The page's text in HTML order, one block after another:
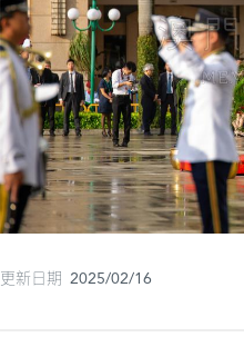
更新日期 2025/02/16